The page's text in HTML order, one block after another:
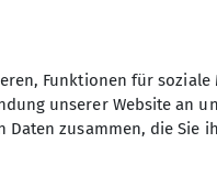
Funktionen für
unserer Website an
zusammen, die